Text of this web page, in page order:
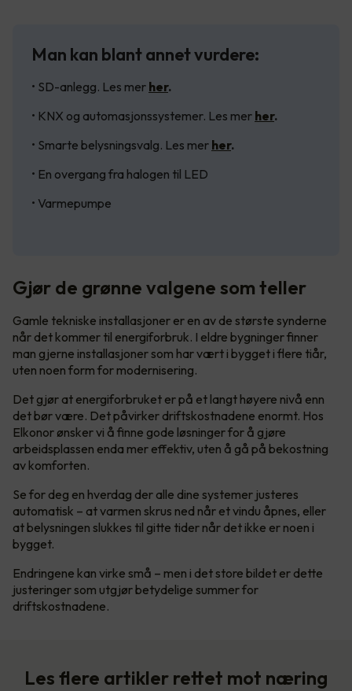
Man kan blant annet vurdere:
• SD-anlegg. Les mer her.
• KNX og automasjonssystemer. Les mer her.
• Smarte belysningsvalg. Les mer her.
• En overgang fra halogen til LED
• Varmepumpe
Gjør de grønne valgene som teller
Gamle tekniske installasjoner er en av de største synderne
når det kommer til energiforbruk. I eldre bygninger finner
man gjerne installasjoner som har vært i bygget i flere tiår,
uten noen form for modernisering.
Det gjør at energiforbruket er på et langt høyere nivå enn
det bør være. Det påvirker driftskostnadene enormt. Hos
Elkonor ønsker vi å finne gode løsninger for å gjøre
arbeidsplassen enda mer effektiv, uten å gå på bekostning
av komforten.
Se for deg en hverdag der alle dine systemer justeres
automatisk – at varmen skrus ned når et vindu åpnes, eller
at belysningen slukkes til gitte tider når det ikke er noen i
bygget.
Endringene kan virke små – men i det store bildet er dette
justeringer som utgjør betydelige summer for
driftskostnadene.
Les flere artikler rettet mot næring